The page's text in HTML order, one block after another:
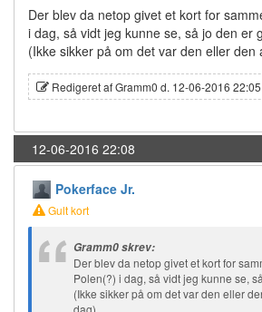
Der blev da netop givet et kort for
i dag, så vidt jeg kunne se, så jo den er
(Ikke sikker på om det var den eller den
Redigeret af Gramm0 d. 12-06-2016 22:05
12-06-2016 22:08
Pokerface Jr.
Gult kort
Gramm0 skrev:
Der blev da netop givet et kort for
Polen(?) i dag, så vidt jeg kunne se,
(Ikke sikker på om det var den eller